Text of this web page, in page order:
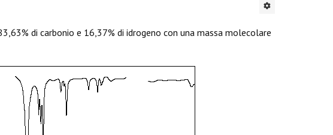
di carbonio e 16,37% di idrogeno con una massa molecolare